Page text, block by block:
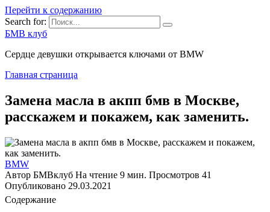
Перейти к содержанию
Search for:
БМВ клуб
Сердце девушки открывается ключами от BMW
Главная страница
Замена масла в акпп бмв в Москве,
расскажем и покажем, как заменить.
BMW
Автор БМВклуб На чтение 9 мин. Просмотров 41
Опубликовано 29.03.2021
Содержание